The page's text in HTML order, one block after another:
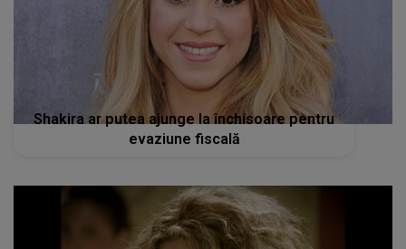
Shakira ar putea ajunge la închisoare pentru
evaziune fiscală